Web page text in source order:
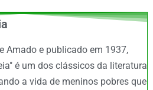
Amado e publicado em 1937,
é um dos clássicos da literatura
a vida de meninos pobres que